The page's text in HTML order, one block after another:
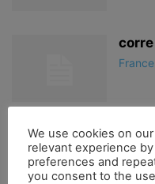
il
We use cookies on
relevant experience
preferences and
you consent to the